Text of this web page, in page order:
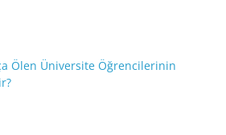
Ölen Üniversite Öğrencilerinin